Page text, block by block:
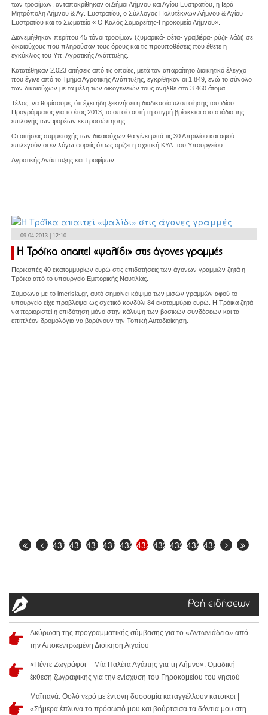
των τροφίμων, ανταποκρίθηκαν οι Δήμοι Λήμνου και Αγίου Ευστρατίου, η Ιερά
Μητρόπολη Λήμνου & Αγ. Ευστρατίου, ο Σύλλογος Πολυτέκνων Λήμνου & Αγίου
Ευστρατίου και το Σωματείο « Ο Καλός Σαμαρείτης-Γηροκομείο Λήμνου».
Διανεμήθηκαν περίπου 45 τόνοι τροφίμων (ζυμαρικά- φέτα- γραβιέρα- ρύζι- λάδι) σε
δικαιούχους που πληρούσαν τους όρους και τις προϋποθέσεις που έθετε η
εγκύκλιος του Υπ. Αγροτικής Ανάπτυξης.
Κατατέθηκαν 2.023 αιτήσεις από τις οποίες, μετά τον απαραίτητο διοικητικό έλεγχο
που έγινε από το Τμήμα Αγροτικής Ανάπτυξης, εγκρίθηκαν οι 1.849, ενώ το σύνολο
των δικαιούχων με τα μέλη των οικογενειών τους ανήλθε στα 3.460 άτομα.
Τέλος, να θυμίσουμε, ότι έχει ήδη ξεκινήσει η διαδικασία υλοποίησης του ιδίου
Προγράμματος για το έτος 2013, το οποίο αυτή τη στιγμή βρίσκεται στο στάδιο της
επιλογής των φορέων εκπροσώπησης.
Οι αιτήσεις συμμετοχής των δικαιούχων θα γίνει μετά τις 30 Απριλίου και αφού
επιλεγούν οι εν λόγω φορείς όπως ορίζει η σχετική ΚΥΑ του Υπουργείου
Αγροτικής Ανάπτυξης και Τροφίμων.
09.04.2013 | 12:10
Η Τρόϊκα απαιτεί «ψαλίδι» στις άγονες γραμμές
Περικοπές 40 εκατομμυρίων ευρώ στις επιδοτήσεις των άγονων γραμμών ζητά η
Τρόικα από το υπουργείο Εμπορικής Ναυτιλίας.
Σύμφωνα με το imerisia.gr, αυτό σημαίνει κόψιμο των μισών γραμμών αφού το
υπουργείο είχε προβλέψει ως σχετικό κονδύλι 84 εκατομμύρια ευρώ. Η Τρόικα ζητά
να περιοριστεί η επιδότηση μόνο στην κάλυψη των βασικών συνδέσεων και τα
επιπλέον δρομολόγια να βαρύνουν την Τοπική Αυτοδιοίκηση.
4316431743184319432043214322432343244325
Ροή ειδήσεων
Ακύρωση της προγραμματικής σύμβασης για το «Αντωνιάδειο» από
την Αποκεντρωμένη Διοίκηση Αιγαίου
«Πέντε Ζωγράφοι – Μία Παλέτα Αγάπης για τη Λήμνο»: Ομαδική
έκθεση ζωγραφικής για την ενίσχυση του Γηροκομείου του νησιού
Μαϊτιανά: Θολό νερό με έντονη δυσοσμία καταγγέλλουν κάτοικοι |
«Σήμερα έπλυνα το πρόσωπό μου και βούρτσισα τα δόντια μου στη